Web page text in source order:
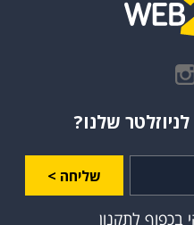
שלנו?
שליחה >
לתקנון